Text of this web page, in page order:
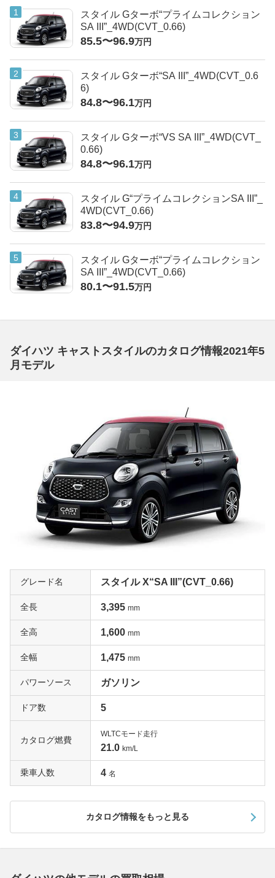
スタイル Gターボ“プライムコレクション
SA III”_4WD(CVT_0.66)
85.5〜96.9万円
スタイル Gターボ“SA III”_4WD(CVT_0.6
6)
84.8〜96.1万円
スタイル Gターボ“VS SA III”_4WD(CVT_
0.66)
84.8〜96.1万円
スタイル G“プライムコレクションSA III”_
4WD(CVT_0.66)
83.8〜94.9万円
スタイル Gターボ“プライムコレクション
SA III”_4WD(CVT_0.66)
80.1〜91.5万円
ダイハツ キャストスタイルのカタログ情報2021年5
月モデル
グレード名 スタイル X“SA III”(CVT_0.66)
全長 3,395 mm
全高 1,600 mm
全幅 1,475 mm
パワーソース ガソリン
ドア数 5
カタログ燃費
WLTCモード走行
21.0 km/L
乗車人数 4 名
カタログ情報をもっと見る